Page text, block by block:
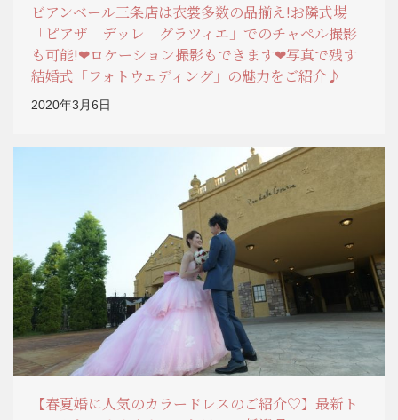
ビアンベール三条店は衣裳多数の品揃え!お隣式場
「ピアザ デッレ グラツィエ」でのチャペル撮影
も可能!❤ロケーション撮影もできます❤写真で残す
結婚式「フォトウェディング」の魅力をご紹介♪
2020年3月6日
【春夏婚に人気のカラードレスのご紹介♡】最新ト